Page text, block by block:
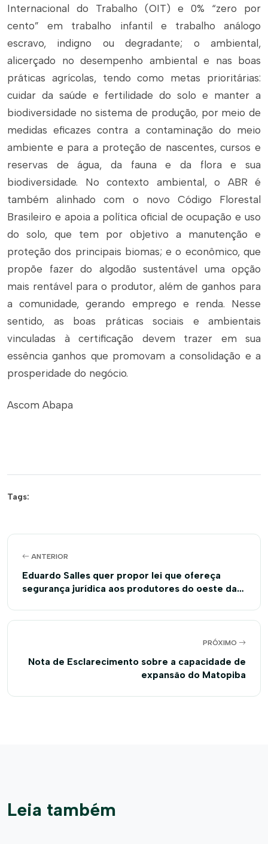
Internacional do Trabalho (OIT) e 0% “zero por
cento” em trabalho infantil e trabalho análogo
escravo, indigno ou degradante; o ambiental,
alicerçado no desempenho ambiental e nas boas
práticas agrícolas, tendo como metas prioritárias:
cuidar da saúde e fertilidade do solo e manter a
biodiversidade no sistema de produção, por meio de
medidas eficazes contra a contaminação do meio
ambiente e para a proteção de nascentes, cursos e
reservas de água, da fauna e da flora e sua
biodiversidade. No contexto ambiental, o ABR é
também alinhado com o novo Código Florestal
Brasileiro e apoia a política oficial de ocupação e uso
do solo, que tem por objetivo a manutenção e
proteção dos principais biomas; e o econômico, que
propõe fazer do algodão sustentável uma opção
mais rentável para o produtor, além de ganhos para
a comunidade, gerando emprego e renda. Nesse
sentido, as boas práticas sociais e ambientais
vinculadas à certificação devem trazer em sua
essência ganhos que promovam a consolidação e a
prosperidade do negócio.
Ascom Abapa
Tags:
ANTERIOR
Eduardo Salles quer propor lei que ofereça
segurança jurídica aos produtores do oeste da
PRÓXIMO
Nota de Esclarecimento sobre a capacidade de
expansão do Matopiba
Leia também